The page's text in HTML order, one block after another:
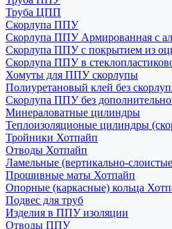
Труба ЦПП
Скорлупа ППУ
Скорлупа ППУ Армированная с
Скорлупа ППУ с покрытием из
Скорлупа ППУ в
Хомуты для ППУ скорлупы
Полиуретановый клей без
Скорлупа ППУ без
Минераловатные цилиндры
Теплоизоляционые цилиндры
Тройники Хотпайп
Отводы Хотпайп
Ламельные (вертикально-
Прошивные маты Хотпайп
Опорные (каркасные) кольца
Подвес для труб
Изделия в ППУ изоляции
Отводы ППУ